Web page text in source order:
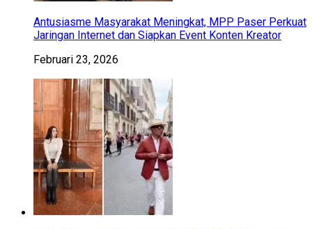
Antusiasme Masyarakat Meningkat, MPP Paser Perkuat
Jaringan Internet dan Siapkan Event Konten Kreator
Februari 23, 2026